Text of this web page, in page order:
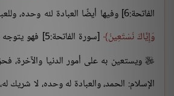
الفاتحة:6] وفيها أيضًا العبادة لله وحده، وللعبد الاستعانة
وَإِيَّاكَ نَسْتَعِينُ [سورة الفاتحة:5] فهو يتوجه بعبادته إلى ربه وخالقه
 ويستعين به على أمور الدنيا والآخرة،
الإسلام: الحمد، والعبادة له وحده، لا شريك